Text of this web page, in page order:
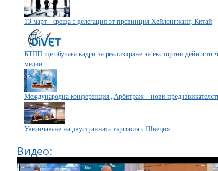
13 март - среща с делегация от провинция Хейлонгжанг, Китай
БТПП ще обучава кадри за реализиране на експортни дейности
медии
Международна конференция „Арбитраж – нови
Увеличаване на двустранната търговия с Швеция
Видео: